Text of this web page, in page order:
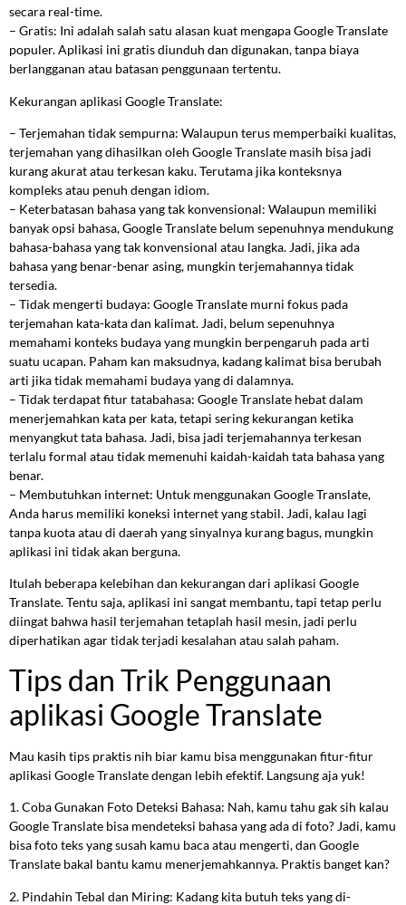
secara real-time.
– Gratis: Ini adalah salah satu alasan kuat mengapa Google Translate
populer. Aplikasi ini gratis diunduh dan digunakan, tanpa biaya
berlangganan atau batasan penggunaan tertentu.
Kekurangan aplikasi Google Translate:
– Terjemahan tidak sempurna: Walaupun terus memperbaiki kualitas,
terjemahan yang dihasilkan oleh Google Translate masih bisa jadi
kurang akurat atau terkesan kaku. Terutama jika konteksnya
kompleks atau penuh dengan idiom.
– Keterbatasan bahasa yang tak konvensional: Walaupun memiliki
banyak opsi bahasa, Google Translate belum sepenuhnya mendukung
bahasa-bahasa yang tak konvensional atau langka. Jadi, jika ada
bahasa yang benar-benar asing, mungkin terjemahannya tidak
tersedia.
– Tidak mengerti budaya: Google Translate murni fokus pada
terjemahan kata-kata dan kalimat. Jadi, belum sepenuhnya
memahami konteks budaya yang mungkin berpengaruh pada arti
suatu ucapan. Paham kan maksudnya, kadang kalimat bisa berubah
arti jika tidak memahami budaya yang di dalamnya.
– Tidak terdapat fitur tatabahasa: Google Translate hebat dalam
menerjemahkan kata per kata, tetapi sering kekurangan ketika
menyangkut tata bahasa. Jadi, bisa jadi terjemahannya terkesan
terlalu formal atau tidak memenuhi kaidah-kaidah tata bahasa yang
benar.
– Membutuhkan internet: Untuk menggunakan Google Translate,
Anda harus memiliki koneksi internet yang stabil. Jadi, kalau lagi
tanpa kuota atau di daerah yang sinyalnya kurang bagus, mungkin
aplikasi ini tidak akan berguna.
Itulah beberapa kelebihan dan kekurangan dari aplikasi Google
Translate. Tentu saja, aplikasi ini sangat membantu, tapi tetap perlu
diingat bahwa hasil terjemahan tetaplah hasil mesin, jadi perlu
diperhatikan agar tidak terjadi kesalahan atau salah paham.
Tips dan Trik Penggunaan
aplikasi Google Translate
Mau kasih tips praktis nih biar kamu bisa menggunakan fitur-fitur
aplikasi Google Translate dengan lebih efektif. Langsung aja yuk!
1. Coba Gunakan Foto Deteksi Bahasa: Nah, kamu tahu gak sih kalau
Google Translate bisa mendeteksi bahasa yang ada di foto? Jadi, kamu
bisa foto teks yang susah kamu baca atau mengerti, dan Google
Translate bakal bantu kamu menerjemahkannya. Praktis banget kan?
2. Pindahin Tebal dan Miring: Kadang kita butuh teks yang di-